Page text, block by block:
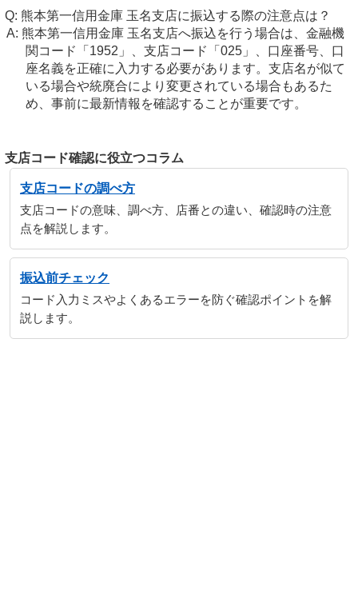
熊本第一信用金庫 玉名支店に振込する際の注意点は？
熊本第一信用金庫 玉名支店へ振込を行う場合は、金融機
関コード「1952」、支店コード「025」、口座番号、口
座名義を正確に入力する必要があります。支店名が似て
いる場合や統廃合により変更されている場合もあるた
め、事前に最新情報を確認することが重要です。
支店コード確認に役立つコラム
支店コードの調べ方
支店コードの意味、調べ方、店番との違い、確認時の注意
点を解説します。
振込前チェック
コード入力ミスやよくあるエラーを防ぐ確認ポイントを解
説します。